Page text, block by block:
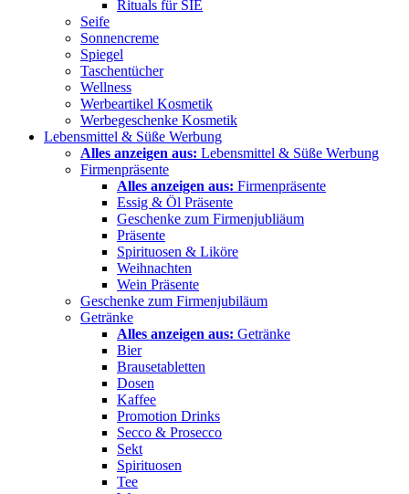
Rituals für SIE
Seife
Sonnencreme
Spiegel
Taschentücher
Wellness
Werbeartikel Kosmetik
Werbegeschenke Kosmetik
Lebensmittel & Süße Werbung
Alles anzeigen aus: Lebensmittel & Süße Werbung
Firmenpräsente
Alles anzeigen aus: Firmenpräsente
Essig & Öl Präsente
Geschenke zum Firmenjubliäum
Präsente
Spirituosen & Liköre
Weihnachten
Wein Präsente
Geschenke zum Firmenjubiläum
Getränke
Alles anzeigen aus: Getränke
Bier
Brausetabletten
Dosen
Kaffee
Promotion Drinks
Secco & Prosecco
Sekt
Spirituosen
Tee